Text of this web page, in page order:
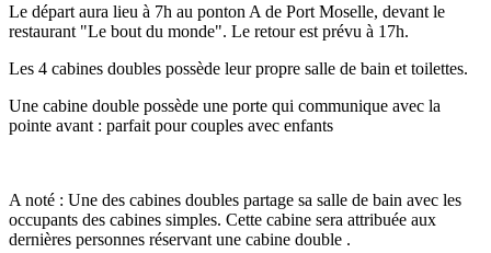
Le départ aura lieu à 7h au ponton A de Port Moselle, devant le
restaurant "Le bout du monde". Le retour est prévu à 17h.
Les 4 cabines doubles possède leur propre salle de bain et toilettes.
Une cabine double possède une porte qui communique avec la
pointe avant : parfait pour couples avec enfants
A noté : Une des cabines doubles partage sa salle de bain avec les
occupants des cabines simples. Cette cabine sera attribuée aux
dernières personnes réservant une cabine double .